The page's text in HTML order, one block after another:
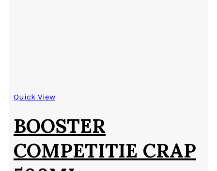
Quick View
BOOSTER
COMPETITIE CRAP